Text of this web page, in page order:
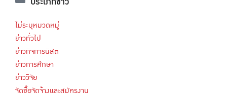
ไม่ระบุหมวดหมู่
ข่าวทั่วไป
ข่าวกิจการนิสิต
ข่าวการศึกษา
ข่าววิจัย
จัดซื้อจัดจ้างและสมัครงาน